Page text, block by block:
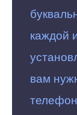
каждой
вам